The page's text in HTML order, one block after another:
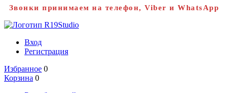
Звонки принимаем на телефон, Viber и WhatsApp
Вход
Регистрация
Избранное 0
Корзина 0